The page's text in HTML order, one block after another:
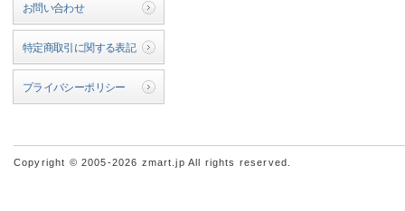
お問い合わせ
特定商取引に関する表記
プライバシーポリシー
Copyright © 2005-2026 zmart.jp All rights reserved.